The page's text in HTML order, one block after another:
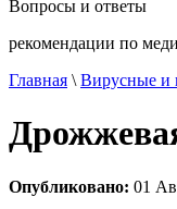
Вопросы и ответы
рекомендации по
Главная \ Вирусные и
Опубликовано: 01